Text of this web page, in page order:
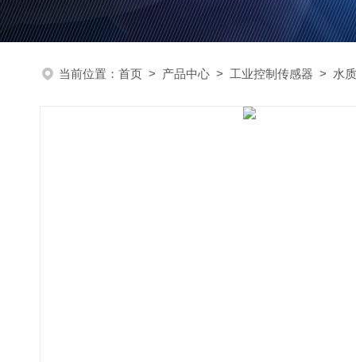
当前位置： 首页 > 产品中心 > 工业控制传感器 > 水